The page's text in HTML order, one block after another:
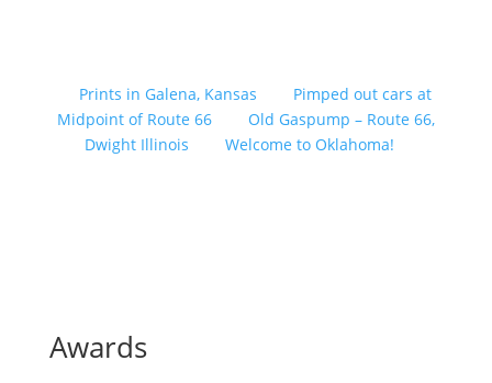
Prints in Galena, Kansas
Pimped out cars at
Midpoint of Route 66
Old Gaspump – Route 66,
Dwight Illinois
Welcome to Oklahoma!
Awards